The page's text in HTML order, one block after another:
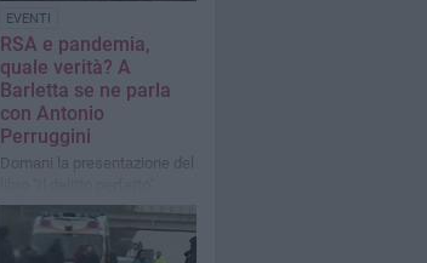
EVENTI
RSA e pandemia,
quale verità? A
Barletta se ne parla
con Antonio
Perruggini
Domani la presentazione del